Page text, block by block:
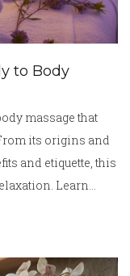
to Body
massage that
its origins and
and etiquette, this
Learn
and how it
you're a